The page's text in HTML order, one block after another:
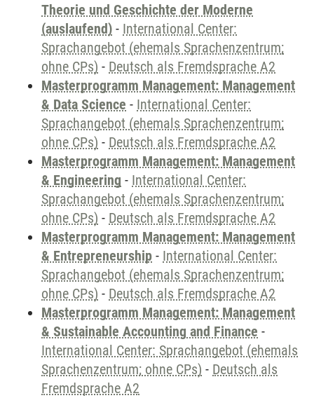
Theorie und Geschichte der Moderne
(auslaufend) - International Center:
Sprachangebot (ehemals Sprachenzentrum;
ohne CPs) - Deutsch als Fremdsprache A2
Masterprogramm Management: Management
& Data Science - International Center:
Sprachangebot (ehemals Sprachenzentrum;
ohne CPs) - Deutsch als Fremdsprache A2
Masterprogramm Management: Management
& Engineering - International Center:
Sprachangebot (ehemals Sprachenzentrum;
ohne CPs) - Deutsch als Fremdsprache A2
Masterprogramm Management: Management
& Entrepreneurship - International Center:
Sprachangebot (ehemals Sprachenzentrum;
ohne CPs) - Deutsch als Fremdsprache A2
Masterprogramm Management: Management
& Sustainable Accounting and Finance -
International Center: Sprachangebot (ehemals
Sprachenzentrum; ohne CPs) - Deutsch als
Fremdsprache A2